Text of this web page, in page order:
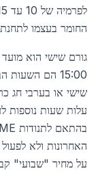
החומר בעצמו לתחנת
15:00 הם
עלות שעות נוספות
האחרונות ולא
על מחיר "שבועי"